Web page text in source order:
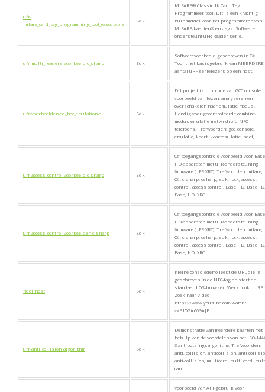
ufr-
mifare_card_tag_programming_tool_executable
Sdk
MIFARE® Classic 1k Card Tag
Programmeer tool. Dit is een krachtig
hulpmiddel voor het programmeren van
MIFARE-kaarten® en -tags. Software
ondersteunt uFR Reader-serie.
ufr-multi_readers-voorbeeld-c_sharp Sdk
Softwarevoorbeeld geschreven in C#.
Toont het basisgebruik van MEERDERE
aantal uRF-serielezers op één host.
ufr-voorbeelden-ad_hoc_emulation-c Sdk
Dit project is broncode van GCC console
voorbeeld van lezen, analyseren en
overschakelen naar emulatie modus.
Handig voor gecontroleerde combine-
modus emulatie met Android NFC-
telefoons. Trefwoorden: gcc, console,
emulatie, kaart, kaartemulatie, ndef,
ufr-access_control-voorbeeld-c_sharp Sdk
C# toegangscontrole voorbeeld voor Base
HD-apparaten met uFR-ondersteuning
firmware (uFR XRC). Trefwoorden: mifare,
C#, c sharp, csharp, sdk, lock, access,
control, access control, Base HD, BaseHD,
Base, HD, XRC.
ufr-access_control-voorbeelden-c_sharp Sdk
C# toegangscontrole voorbeeld voor Base
HD-apparaten met uFR-ondersteuning
firmware (uFR XRC). Trefwoorden: mifare,
C#, c sharp, csharp, sdk, lock, access,
control, access control, Base HD, BaseHD,
Base, HD, XRC.
ndef_host Sdk
Kleine consoledemo leest de URL die is
geschreven in de NFC-tag en start de
standaard OS-browser. Werkt ook op
Zoek naar video-
https://www.youtube.com/watch?
v=P1OGiuW9AJE
ufr-anti_collision_algorithm Sdk
Demonstratie van meerdere kaarten met
behulp van de voordelen van het ISO-
3 antibotsingsalgoritme. Trefwoorden:
anti, collision, anticollision, anti
anti-collision, multicard, multi card,
card
Voorbeeld van API-gebruik voor